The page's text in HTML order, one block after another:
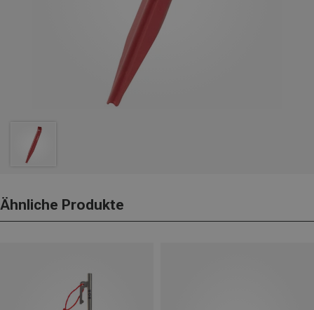
Ähnliche Produkte